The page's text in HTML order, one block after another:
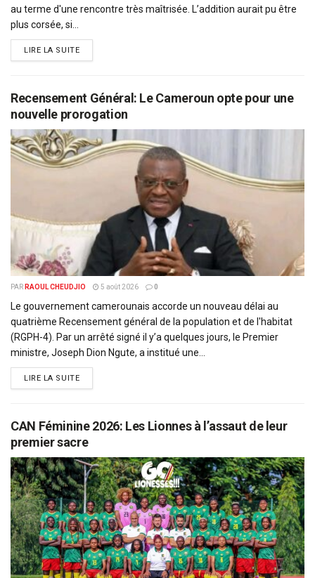
au terme d'une rencontre très maîtrisée. L’addition aurait pu être
plus corsée, si...
LIRE LA SUITEDETAILS
Recensement Général: Le Cameroun opte pour une
nouvelle prorogation
PAR RAOUL CHEUDJIO 5 août 2026 0
Le gouvernement camerounais accorde un nouveau délai au
quatrième Recensement général de la population et de l'habitat
(RGPH-4). Par un arrêté signé il y’a quelques jours, le Premier
ministre, Joseph Dion Ngute, a institué une...
LIRE LA SUITEDETAILS
CAN Féminine 2026: Les Lionnes à l’assaut de leur
premier sacre